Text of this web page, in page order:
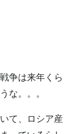
争は来年くら
な。。。
て、ロシア産